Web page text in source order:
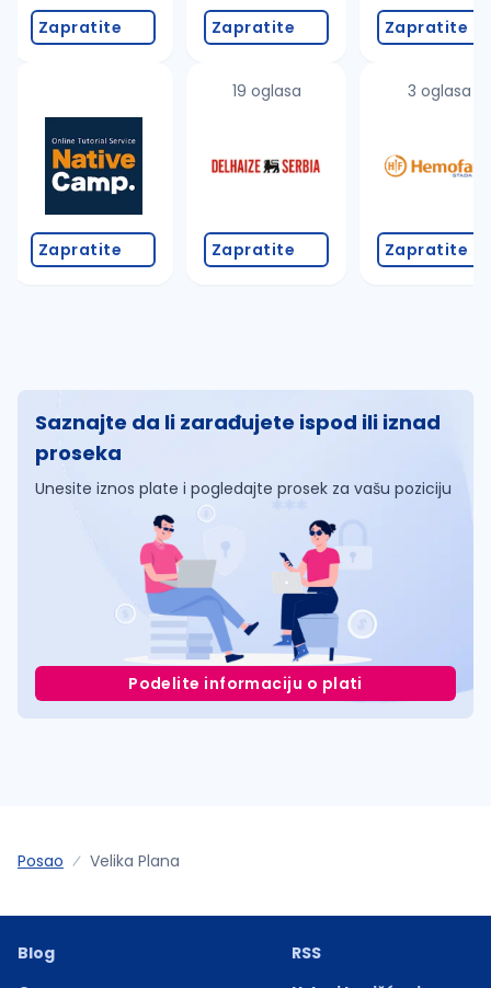
promenite odabrane filtere pretrage
Zapratite
Zapratite
Zapratite
19 oglasa
Zapratite
Zapratite
3 oglasa
Zapratite
Saznajte da li zarađujete ispod ili iznad
proseka
Unesite iznos plate i pogledajte prosek za vašu poziciju
Podelite informaciju o plati
Posao Velika Plana
Blog
RSS